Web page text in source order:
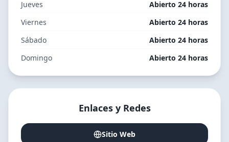
Jueves
Abierto 24 horas
Viernes
Abierto 24 horas
Sábado
Abierto 24 horas
Domingo
Abierto 24 horas
Enlaces y Redes
Sitio Web